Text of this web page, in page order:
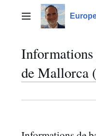
contenuMenu principal
de Mallorca